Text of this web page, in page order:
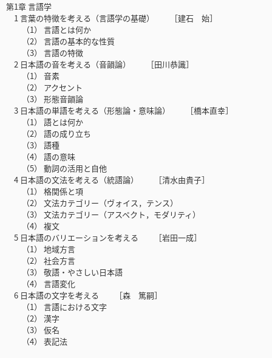
第1章 言語学
1 言葉の特徴を考える（言語学の基礎） ［建石 始］
（1） 言語とは何か
（2） 言語の基本的な性質
（3） 言語の特徴
2 日本語の音を考える（音韻論） ［田川恭識］
（1） 音素
（2） アクセント
（3） 形態音韻論
3 日本語の単語を考える（形態論・意味論） ［橋本直幸］
（1） 語とは何か
（2） 語の成り立ち
（3） 語種
（4） 語の意味
（5） 動詞の活用と自他
4 日本語の文法を考える（統語論） ［清水由貴子］
（1） 格関係と項
（2） 文法カテゴリー（ヴォイス，テンス）
（3） 文法カテゴリー（アスペクト，モダリティ）
（4） 複文
5 日本語のバリエーションを考える ［岩田一成］
（1） 地域方言
（2） 社会方言
（3） 敬語・やさしい日本語
（4） 言語変化
6 日本語の文字を考える ［森 篤嗣］
（1） 言語における文字
（2） 漢字
（3） 仮名
（4） 表記法